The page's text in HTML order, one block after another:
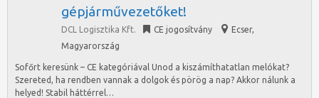
gépjárművezetőket!
DCL Logisztika Kft. CE jogosítvány Ecser,
Magyarország
Sofőrt keresünk – CE kategóriával Unod a kiszámíthatatlan melókat?
Szereted, ha rendben vannak a dolgok és pörög a nap? Akkor nálunk a
helyed! Stabil háttérrel…